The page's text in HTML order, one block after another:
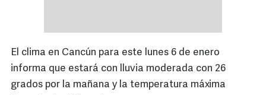
El clima en Cancún para este lunes 6 de enero
informa que estará con lluvia moderada con 26
grados por la mañana y la temperatura máxima